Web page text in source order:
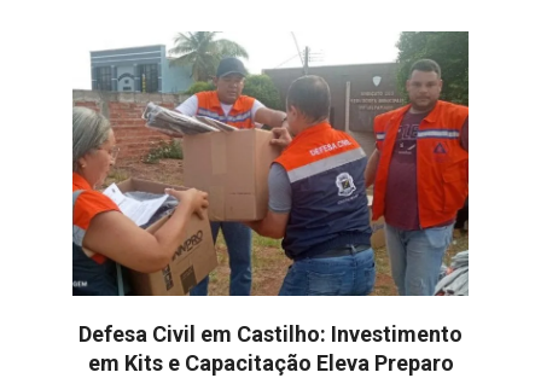
Defesa Civil em Castilho: Investimento
em Kits e Capacitação Eleva Preparo